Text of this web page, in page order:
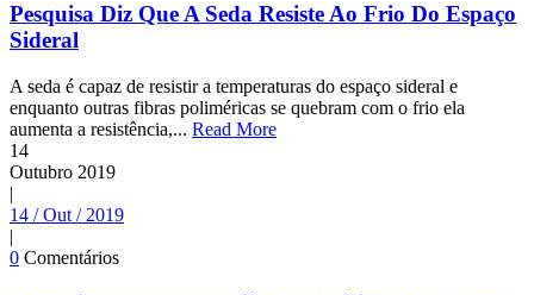
Pesquisa Diz Que A Seda Resiste Ao Frio Do Espaço
Sideral
A seda é capaz de resistir a temperaturas do espaço sideral e
enquanto outras fibras poliméricas se quebram com o frio ela
aumenta a resistência,... Read More
14
Outubro 2019
|
14 / Out / 2019
|
0 Comentários